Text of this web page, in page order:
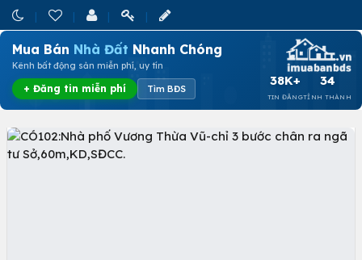
Mua Bán Nhà Đất Nhanh Chóng
Kênh bất động sản miễn phí, uy tín
+ Đăng tin miễn phí Tìm BĐS
38K+
TIN ĐĂNG
34
TỈNH THÀNH